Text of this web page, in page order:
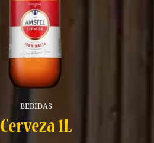
BEBIDAS
Cerveza 1L